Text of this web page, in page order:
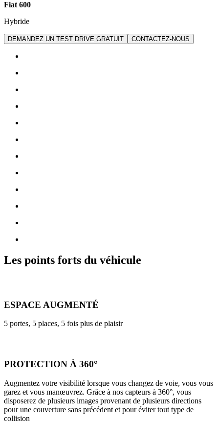
Fiat 600
Hybride
DEMANDEZ UN TEST DRIVE GRATUIT CONTACTEZ-NOUS
Les points forts du véhicule
ESPACE AUGMENTÉ
5 portes, 5 places, 5 fois plus de plaisir
PROTECTION À 360°
Augmentez votre visibilité lorsque vous changez de voie, vous vous
garez et vous manœuvrez. Grâce à nos capteurs à 360°, vous
disposerez de plusieurs images provenant de plusieurs directions
pour une couverture sans précédent et pour éviter tout type de
collision